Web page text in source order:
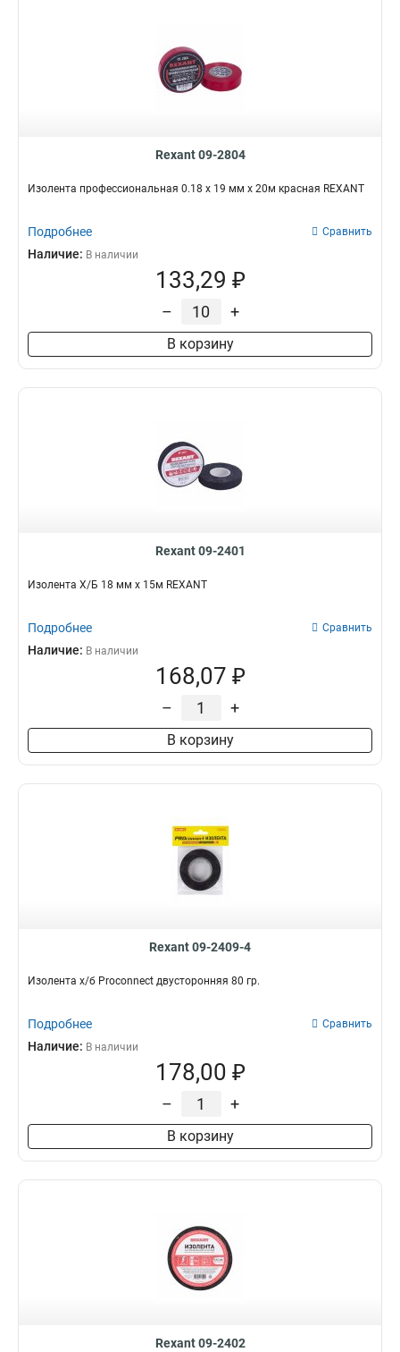
Rexant 09-2804
Изолента профессиональная 0.18 х 19 мм х 20м красная REXANT
Подробнее Сравнить
Наличие: В наличии
133,29 ₽
– +
В корзину
Rexant 09-2401
Изолента Х/Б 18 мм х 15м REXANT
Подробнее Сравнить
Наличие: В наличии
168,07 ₽
– +
В корзину
Rexant 09-2409-4
Изолента х/б Proconnect двусторонняя 80 гр.
Подробнее Сравнить
Наличие: В наличии
178,00 ₽
– +
В корзину
Rexant 09-2402